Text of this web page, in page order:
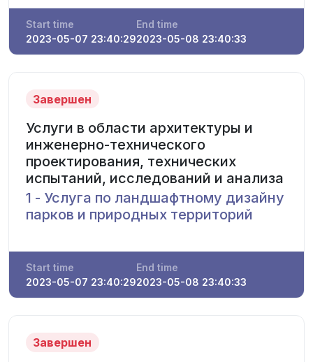
Start time
2023-05-07 23:40:29
End time
2023-05-08 23:40:33
Завершен
Услуги в области архитектуры и
инженерно-технического
проектирования, технических
испытаний, исследований и анализа
1 - Услуга по ландшафтному дизайну
парков и природных территорий
Start time
2023-05-07 23:40:29
End time
2023-05-08 23:40:33
Завершен